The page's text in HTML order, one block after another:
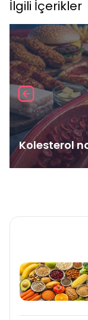
İlgili İçerikler
Kolesterol